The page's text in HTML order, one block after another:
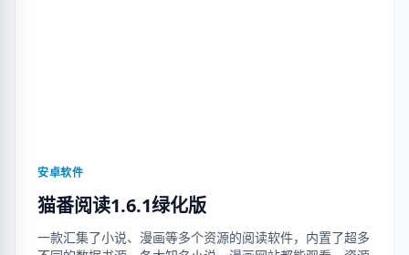
安卓软件
猫番阅读1.6.1绿化版
一款汇集了小说、漫画等多个资源的阅读软件，内置了超多